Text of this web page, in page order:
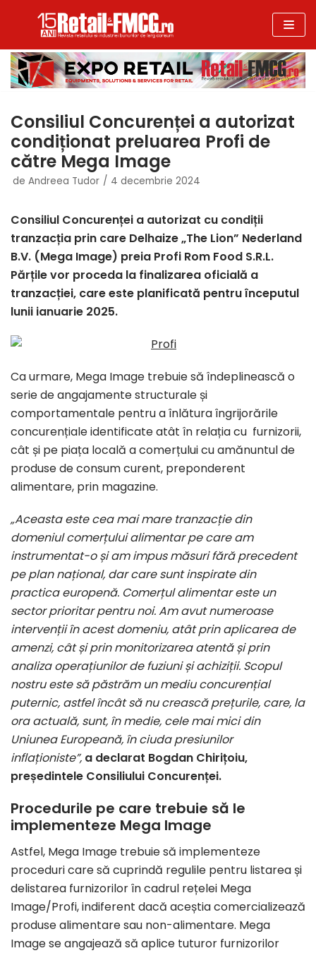
la
conținut
Consiliul Concurenței a autorizat
condiționat preluarea Profi de
către Mega Image
de Andreea Tudor 4 decembrie 2024
Consiliul Concurenței a autorizat cu condiții
tranzacția prin care Delhaize „The Lion” Nederland
B.V. (Mega Image) preia Profi Rom Food S.R.L.
Părțile vor proceda la finalizarea oficială a
tranzacției, care este planificată pentru începutul
lunii ianuarie 2025.
Ca urmare, Mega Image trebuie să îndeplinească o
serie de angajamente structurale și
comportamentale pentru a înlătura îngrijorările
concurențiale identificate atât în relația cu furnizorii,
cât și pe piața locală a comerțului cu amănuntul de
produse de consum curent, preponderent
alimentare, prin magazine.
„Aceasta este cea mai mare tranzacție din
domeniul comerțului alimentar pe care am
instrumentat-o și am impus măsuri fără precedent
pe plan național, dar care sunt inspirate din
practica europenă. Comerțul alimentar este un
sector prioritar pentru noi. Am avut numeroase
intervenții în acest domeniu, atât prin aplicarea de
amenzi, cât și prin monitorizarea atentă și prin
analiza operațiunilor de fuziuni și achiziții. Scopul
nostru este să păstrăm un mediu concurențial
puternic, astfel încât să nu crească prețurile, care, la
ora actuală, sunt, în medie, cele mai mici din
Uniunea Europeană, în ciuda presiunilor
inflaționiste”, a declarat Bogdan Chirițoiu,
președintele Consiliului Concurenței.
Procedurile pe care trebuie să le
implementeze Mega Image
Astfel, Mega Image trebuie să implementeze
proceduri care să cuprindă regulile pentru listarea și
delistarea furnizorilor în cadrul rețelei Mega
Image/Profi, indiferent dacă aceștia comercializează
produse alimentare sau non-alimentare. Mega
Image se angajează să aplice tuturor furnizorilor